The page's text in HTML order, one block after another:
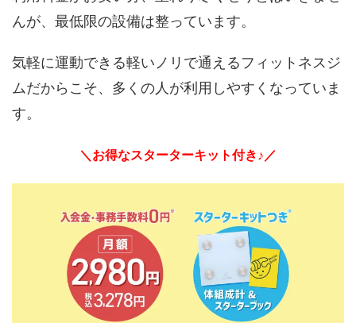
んが、最低限の設備は整っています。
気軽に運動できる軽いノリで通えるフィットネスジ
ムだからこそ、多くの人が利用しやすくなっていま
す。
＼お得なスターターキット付き♪／